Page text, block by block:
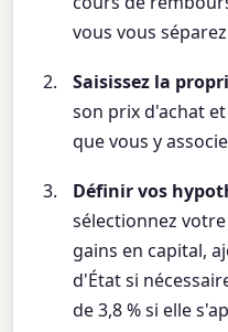
vous vous
Saisissez la
son prix d'achat
que vous y
Définir vos
sélectionnez
gains en capital,
d'État si
de 3,8 % si elle